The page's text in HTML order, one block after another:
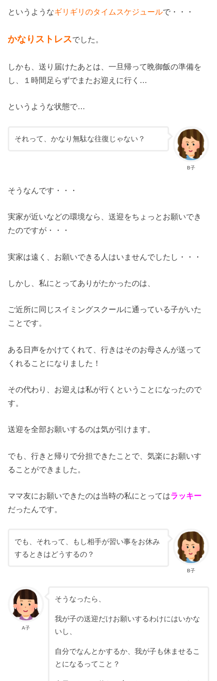
というようなギリギリのタイムスケジュールで・・・
かなりストレスでした。
しかも、送り届けたあとは、一旦帰って晩御飯の準備を
し、１時間足らずでまたお迎えに行く…
というような状態で…
B子
それって、かなり無駄な往復じゃない？
そうなんです・・・
実家が近いなどの環境なら、送迎をちょっとお願いでき
たのですが・・・
実家は遠く、お願いできる人はいませんでしたし・・・
しかし、私にとってありがたかったのは、
ご近所に同じスイミングスクールに通っている子がいた
ことです。
ある日声をかけてくれて、行きはそのお母さんが送って
くれることになりました！
その代わり、お迎えは私が行くということになったので
す。
送迎を全部お願いするのは気が引けます。
でも、行きと帰りで分担できたことで、気楽にお願いす
ることができました。
ママ友にお願いできたのは当時の私にとってはラッキー
だったんです。
B子
でも、それって、もし相手が習い事をお休み
するときはどうするの？
A子
そうなったら、
我が子の送迎だけお願いするわけにはいかな
いし、
自分でなんとかするか、我が子も休ませるこ
とになるってこと？